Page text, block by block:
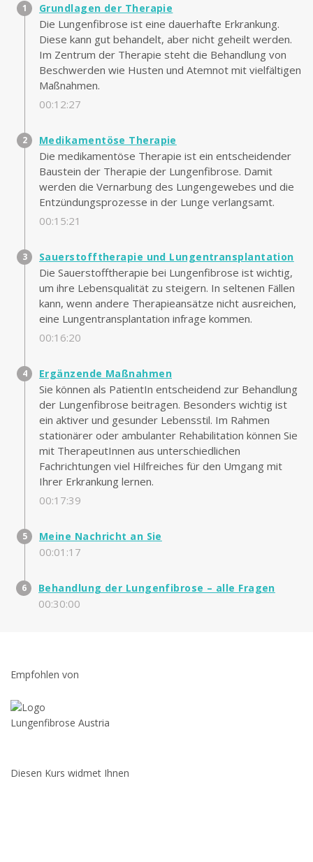
Grundlagen der Therapie
Die Lungenfibrose ist eine dauerhafte Erkrankung.
Diese kann gut behandelt, aber nicht geheilt werden.
Im Zentrum der Therapie steht die Behandlung von
Beschwerden wie Husten und Atemnot mit vielfältigen
Maßnahmen.
00:12:27
Medikamentöse Therapie
Die medikamentöse Therapie ist ein entscheidender
Baustein der Therapie der Lungenfibrose. Damit
werden die Vernarbung des Lungengewebes und die
Entzündungsprozesse in der Lunge verlangsamt.
00:15:21
Sauerstofftherapie und Lungentransplantation
Die Sauerstofftherapie bei Lungenfibrose ist wichtig,
um ihre Lebensqualität zu steigern. In seltenen Fällen
kann, wenn andere Therapieansätze nicht ausreichen,
eine Lungentransplantation infrage kommen.
00:16:20
Ergänzende Maßnahmen
Sie können als PatientIn entscheidend zur Behandlung
der Lungenfibrose beitragen. Besonders wichtig ist
ein aktiver und gesunder Lebensstil. Im Rahmen
stationärer oder ambulanter Rehabilitation können Sie
mit TherapeutInnen aus unterschiedlichen
Fachrichtungen viel Hilfreiches für den Umgang mit
Ihrer Erkrankung lernen.
00:17:39
Meine Nachricht an Sie
00:01:17
Behandlung der Lungenfibrose – alle Fragen
00:30:00
Empfohlen von
Diesen Kurs widmet Ihnen